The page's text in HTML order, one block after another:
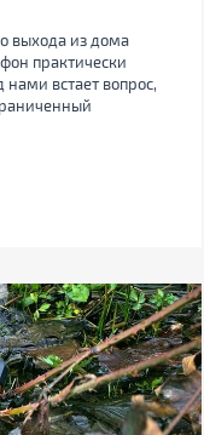
выхода из дома
практически
встает вопрос,